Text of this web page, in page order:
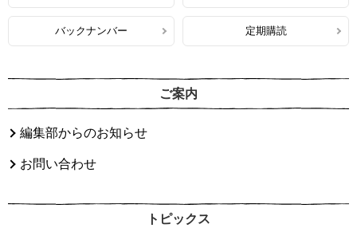
バックナンバー 定期購読
ご案内
編集部からのお知らせ
お問い合わせ
トピックス